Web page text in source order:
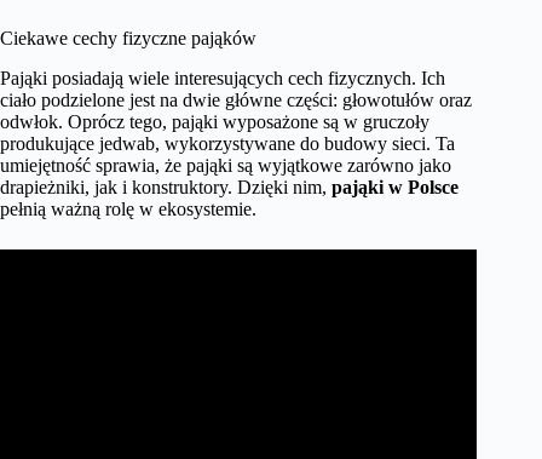
Ciekawe cechy fizyczne pająków
Pająki posiadają wiele interesujących cech fizycznych. Ich
ciało podzielone jest na dwie główne części: głowotułów oraz
odwłok. Oprócz tego, pająki wyposażone są w gruczoły
produkujące jedwab, wykorzystywane do budowy sieci. Ta
umiejętność sprawia, że pająki są wyjątkowe zarówno jako
drapieżniki, jak i konstruktory. Dzięki nim, pająki w Polsce
pełnią ważną rolę w ekosystemie.